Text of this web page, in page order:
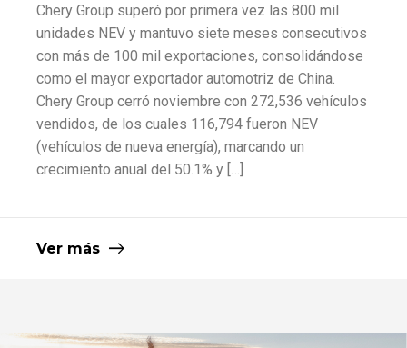
Chery Group superó por primera vez las 800 mil
unidades NEV y mantuvo siete meses consecutivos
con más de 100 mil exportaciones, consolidándose
como el mayor exportador automotriz de China.
Chery Group cerró noviembre con 272,536 vehículos
vendidos, de los cuales 116,794 fueron NEV
(vehículos de nueva energía), marcando un
crecimiento anual del 50.1% y […]
Ver más